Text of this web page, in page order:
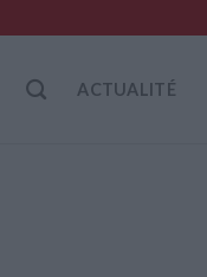
ACTUALITÉ